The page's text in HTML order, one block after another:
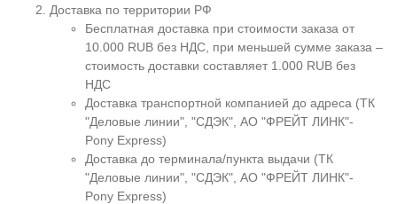
Доставка по территории РФ
Бесплатная доставка при стоимости заказа от
10.000 RUB без НДС, при меньшей сумме заказа –
стоимость доставки составляет 1.000 RUB без
НДС
Доставка транспортной компанией до адреса (ТК
"Деловые линии", "СДЭК", АО "ФРЕЙТ ЛИНК"-
Pony Express)
Доставка до терминала/пункта выдачи (ТК
"Деловые линии", "СДЭК", АО "ФРЕЙТ ЛИНК"-
Pony Express)